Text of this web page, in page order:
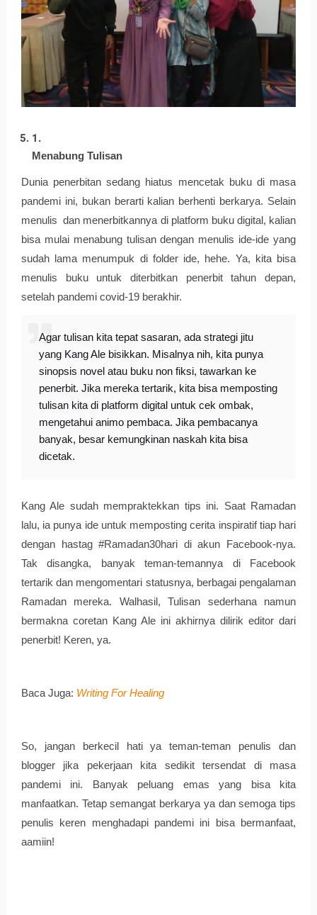
Menabung Tulisan
Dunia penerbitan sedang hiatus mencetak buku di masa
pandemi ini, bukan berarti kalian berhenti berkarya. Selain
menulis  dan menerbitkannya di platform buku digital, kalian
bisa mulai menabung tulisan dengan menulis ide-ide yang
sudah lama menumpuk di folder ide, hehe. Ya, kita bisa
menulis buku untuk diterbitkan penerbit tahun depan,
setelah pandemi covid-19 berakhir.
Agar tulisan kita tepat sasaran, ada strategi jitu
yang Kang Ale bisikkan. Misalnya nih, kita punya
sinopsis novel atau buku non fiksi, tawarkan ke
penerbit. Jika mereka tertarik, kita bisa memposting
tulisan kita di platform digital untuk cek ombak,
mengetahui animo pembaca. Jika pembacanya
banyak, besar kemungkinan naskah kita bisa
dicetak.
Kang Ale sudah mempraktekkan tips ini. Saat Ramadan
lalu, ia punya ide untuk memposting cerita inspiratif tiap hari
dengan hastag #Ramadan30hari di akun Facebook-nya.
Tak disangka, banyak teman-temannya di Facebook
tertarik dan mengomentari statusnya, berbagai pengalaman
Ramadan mereka. Walhasil, Tulisan sederhana namun
bermakna coretan Kang Ale ini akhirnya dilirik editor dari
penerbit! Keren, ya.
Baca Juga: Writing For Healing
So, jangan berkecil hati ya teman-teman penulis dan
blogger jika pekerjaan kita sedikit tersendat di masa
pandemi ini. Banyak peluang emas yang bisa kita
manfaatkan. Tetap semangat berkarya ya dan semoga tips
penulis keren menghadapi pandemi ini bisa bermanfaat,
aamiin!